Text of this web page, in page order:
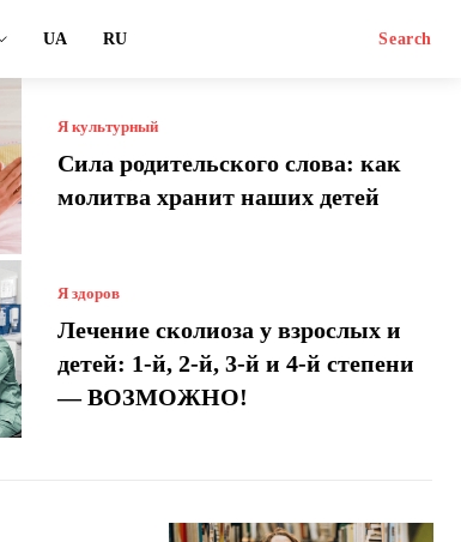
UA RU Search
Я культурный
Сила родительского слова: как
молитва хранит наших детей
Я здоров
Лечение сколиоза у взрослых и
детей: 1-й, 2-й, 3-й и 4-й степени
— ВОЗМОЖНО!